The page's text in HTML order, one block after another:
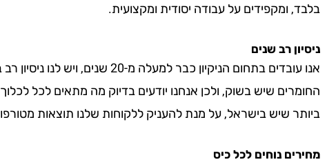
בלבד, ומקפידים על עבודה יסודית ומקצועית.
ניסיון רב שנים
אנו עובדים בתחום הניקיון כבר למעלה
החומרים שיש בשוק, ולכן אנחנו יודעים בדיוק מה מתאים לכל
ביותר שיש בישראל, על מנת להעניק ללקוחות שלנו תוצאות
מחירים נוחים לכל כיס